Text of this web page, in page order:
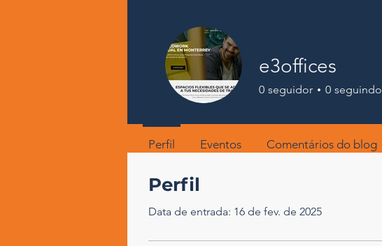
Perfil
Data de entrada: 16 de fev. de 2025
e3offices
0 seguidor 0 seguindo
Perfil Eventos Comentários do blog